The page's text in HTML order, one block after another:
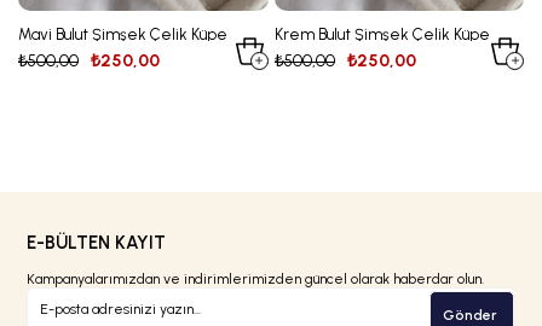
Küpe Krem Bulut Şimşek Çelik Küpe
₺250,00
₺500,00
Minik Kırmızı Taş Alev
Çelik Küpe
₺250,00
₺500,00
E-BÜLTEN KAYIT
Kampanyalarımızdan ve indirimlerimizden güncel olarak haberdar olun.
Gönder